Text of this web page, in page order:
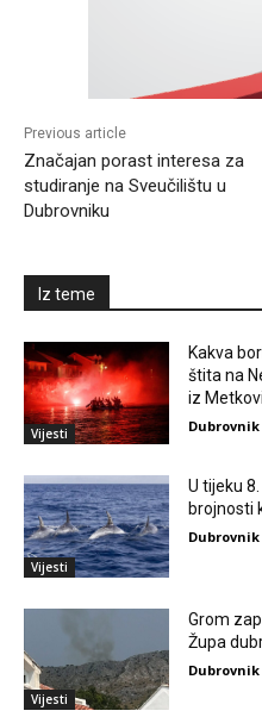
Previous article
Značajan porast interesa za
studiranje na Sveučilištu u
Dubrovniku
Iz teme
Vijesti
Kakva
štita na
iz
Vijesti
U tijeku
brojnosti
Vijesti
Grom
Župa